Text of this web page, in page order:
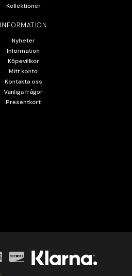
Kollektioner
INFORMATION
Nyheter
Information
Köpevillkor
Mitt konto
Kontakta oss
Vanliga frågor
Presentkort